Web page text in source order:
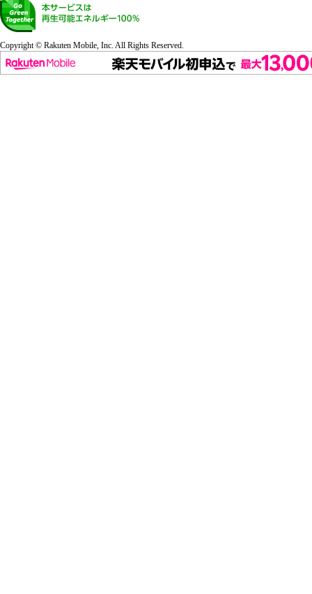
Copyright © Rakuten Mobile, Inc. All Rights Reserved.